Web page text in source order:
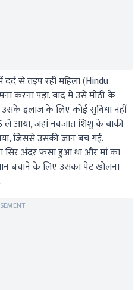
से तड़प रही महिला (Hindu
करना पड़ा. बाद में उसे मीठी के
उसके इलाज के लिए कोई सुविधा नहीं
ले आया, जहां नवजात शिशु के बाकी
जिससे उसकी जान बच गई.
सिर अंदर फंसा हुआ था और मां का
बचाने के लिए उसका पेट खोलना